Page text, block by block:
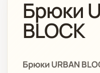
Брюки
BLOCK
Брюки URBAN